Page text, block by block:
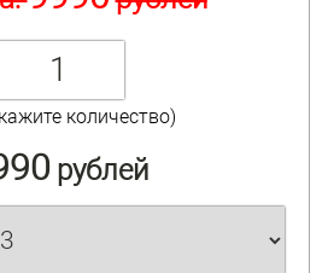
количество)
рублей